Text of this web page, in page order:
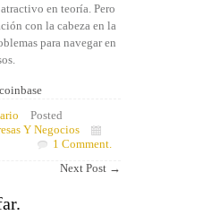
en teoría. Pero
con la cabeza en la
para navegar en
coinbase
Posted
Y Negocios
1 Comment.
Next Post →